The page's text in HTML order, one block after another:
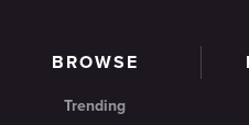
BROWSE
Trending